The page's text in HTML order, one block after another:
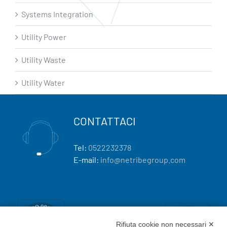
Systems Integration
Utility Power
Utility Waste
Utility Water
CONTATTACI
Tel: 0522232378
E-mail: info@netribegroup.com
Rifiuta cookie non necessari ✕